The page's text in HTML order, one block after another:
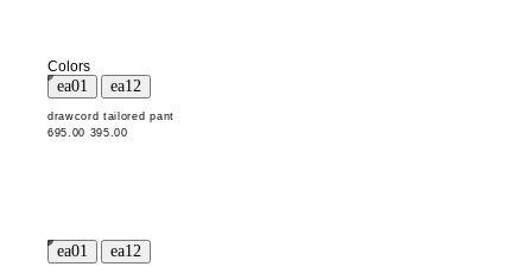
Colors
drawcord tailored pant
695.00 395.00